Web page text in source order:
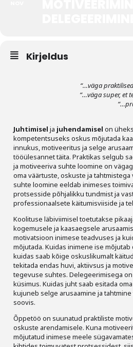
Arvamus
ICC komisjonid
Digiraamatukogu
Juhendid ja väljaanded
Videod
Kontakt
Liitu meililistiga
Oskusteave
Incoterms® 2020
Abimaterjalid
Projektid
Kirjeldus
“…väga
“…väga super, et
Juhtimisel ja juhendamisel on
kompetentsuseks oskus mõjutada
innukus, motiveeritus ja selge
tööülesannet täita. Praktikas selgub
ja motiveeriva suhte loomine on
oma väärtuste, oskuste ja tahtmistega
suhte loomine eeldab inimeses
protsesside põhjalikku tundmist ja
professionaalsete käitumisviiside ja
Koolituse läbiviimisel toetutakse
kogemusele ja kaasaegsele
motivatsioon inimese teadvuses ja
mõjutada. Kuidas inimene ise
kuidas saab kõige oskuslikumalt
tekitada endas huvi, aktiivsus ja
tegevuse suhtes. Delegeerimisega
küsimus. Kuidas juht saab esitada
kujuneb selge arusaamine ja
soovis.
Õppetöö on suunatud praktiliste
oskuste arendamisele. Kuna
mõjutatud inimese meele